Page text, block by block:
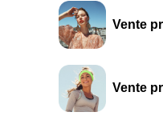
Vente
Vente